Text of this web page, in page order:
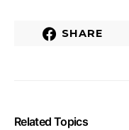
SHARE
Related Topics